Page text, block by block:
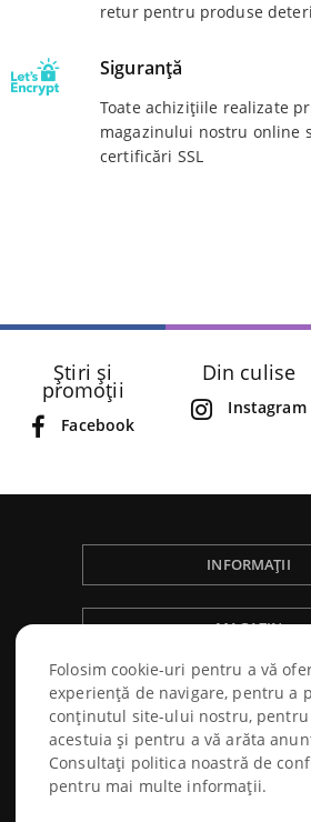
retur pentru produse
Siguranță
Toate achizițiile realizate
magazinului nostru online
certificări SSL
Știri și
promoții
Facebook
Din culise
Instagram
INFORMAȚII
MAGAZIN
NÁKUPNÝ
Folosim cookie-uri pentru a vă
experiență de navigare, pentru a
conținutul site-ului nostru,
acestuia și pentru a vă arăta
Consultați politica noastră de
pentru mai multe informații.